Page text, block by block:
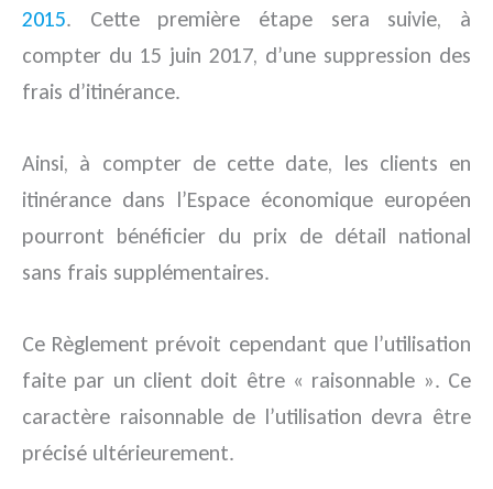
2015. Cette première étape sera suivie, à
compter du 15 juin 2017, d’une suppression des
frais d’itinérance.
Ainsi, à compter de cette date, les clients en
itinérance dans l’Espace économique européen
pourront bénéficier du prix de détail national
sans frais supplémentaires.
Ce Règlement prévoit cependant que l’utilisation
faite par un client doit être « raisonnable ». Ce
caractère raisonnable de l’utilisation devra être
précisé ultérieurement.